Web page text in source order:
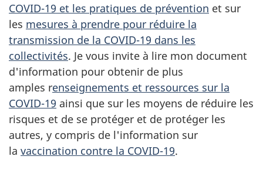
COVID-19 et les pratiques de prévention et sur
les mesures à prendre pour réduire la
transmission de la COVID-19 dans les
collectivités. Je vous invite à lire mon document
d'information pour obtenir de plus
amples renseignements et ressources sur la
COVID-19 ainsi que sur les moyens de réduire les
risques et de se protéger et de protéger les
autres, y compris de l'information sur
la vaccination contre la COVID-19.